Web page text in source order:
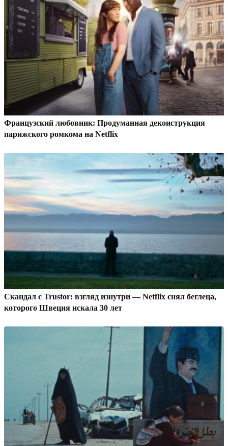
Французский любовник: Продуманная деконструкция
парижского ромкома на Netflix
Скандал с Trustor: взгляд изнутри — Netflix снял беглеца,
которого Швеция искала 30 лет